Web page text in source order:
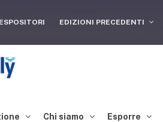
EDIZIONI PRECEDENTI
Chi siamo Esporre